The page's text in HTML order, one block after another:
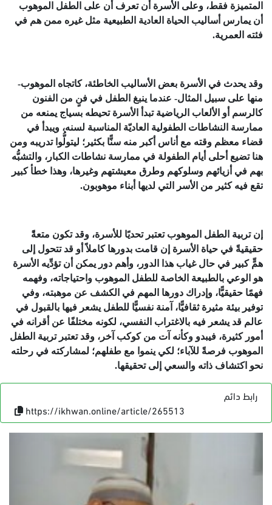
المتميزة فقط، وعلى الأسرة أن تعرف أن على الطفل الموهوب
أن يمارس أساليب الحياة العادية الطبيعية مثل غيره ممن هم في
فئته العمرية.
وقد يحدث في الأسرة بعض الأساليب الخاطئة، كاتجاه الموهوب-
منها على سبيل المثال- عندما ينبغ الطفل في فنٍ من الفنون
كالرسم أو الألعاب الرياضية تبدأ الأسرة تحيطه بسياج يمنعه من
ممارسة النشاطات الطفولية العاديّة المناسبة لسنه، ويبدأ في
قضاء معظم وقته مع أناس أكبر منه سنًّا بكثير؛ ليتولُّوا تدريبه ومن
هنا تضيع أحلى أيام الطفولة في ممارسة نشاطات الكبار، والتشبُّه
بهم في أزيائهم وسلوكهم وطرق معيشتهم وغيرها، وهذا خطأ كبير
تقع فيه كثير من الأسر التي لديها أبناء موهوبون.
إن تربية الطفل الموهوب تعتبر تحديًا للأسرة، وقد تكون متعةًَ
حقيقيةً في حياة الأسرة إن قامت بدورها كاملاً أو قد تتحول إلى
همٍّ كبير في حال غياب هذا الدور، وأهم دور يمكن أن تؤدِّيه الأسرة
هو الوعي بالطبيعة الخاصة للطفل الموهوب واحتياجاته، وفهمه
فهمًا حقيقيًّا، وإدراك دورها المهم في الكشف عن موهبته، وفي
توفير بيئة مثيرة ثقافيًّا، آمنة نفسيًّا للطفل يشعر فيها بالقبول في
عالم قد يشعر فيه بالاغتراب النفسي، لكونه مختلفًا عن أقرانه في
أمور كثيرة، فيبدو وكأنه آت من كوكب آخر، وقد تعتبر تربية الطفل
الموهوب فرصةً للآباء؛ لكي ينموا مع طفلهم؛ لمشاركته في رحلته
نحو اكتشاف ذاته والسعي إلى تحقيقها.
رابط دائم
https://ikhwan.online/article/265513